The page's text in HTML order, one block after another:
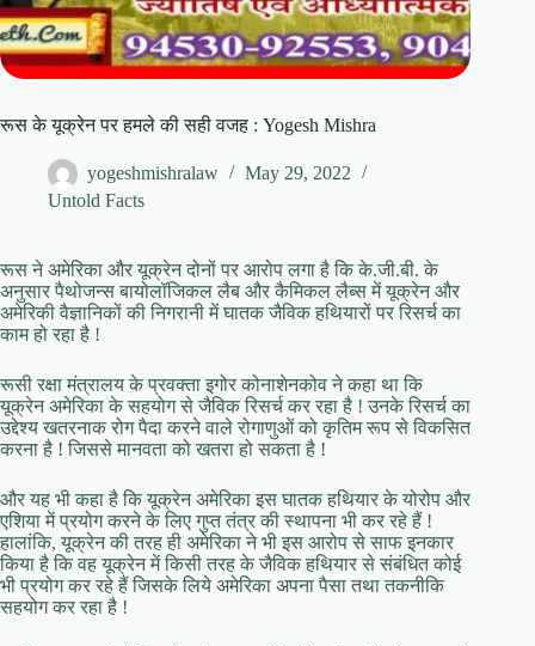
रूस के यूक्रेन पर हमले की सही वजह : Yogesh Mishra
yogeshmishralaw
May 29, 2022
Untold Facts
रूस ने अमेरिका और यूक्रेन दोनों पर आरोप लगा है कि के.जी.बी. के
अनुसार पैथोजन्स बायोलॉजिकल लैब और कैमिकल लैब्स में यूक्रेन और
अमेरिकी वैज्ञानिकों की निगरानी में घातक जैविक हथियारों पर रिसर्च का
काम हो रहा है !
रूसी रक्षा मंत्रालय के प्रवक्ता इगोर कोनाशेनकोव ने कहा था कि
यूक्रेन अमेरिका के सहयोग से जैविक रिसर्च कर रहा है ! उनके रिसर्च का
उद्देश्य खतरनाक रोग पैदा करने वाले रोगाणुओं को कृतिम रूप से विकसित
करना है ! जिससे मानवता को खतरा हो सकता है !
और यह भी कहा है कि यूक्रेन अमेरिका इस घातक हथियार के योरोप और
एशिया में प्रयोग करने के लिए गुप्त तंत्र की स्थापना भी कर रहे हैं !
हालांकि, यूक्रेन की तरह ही अमेरिका ने भी इस आरोप से साफ इनकार
किया है कि वह यूक्रेन में किसी तरह के जैविक हथियार से संबंधित कोई
भी प्रयोग कर रहे हैं जिसके लिये अमेरिका अपना पैसा तथा तकनीकि
सहयोग कर रहा है !